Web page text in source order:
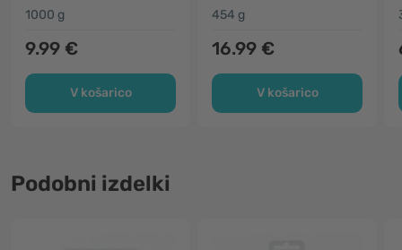
1000 g
9.99 €
V košarico
454 g
16.99 €
V košarico
Podobni izdelki